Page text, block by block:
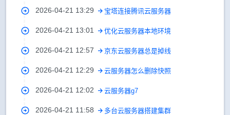
2026-04-21 13:29 宝塔连接腾讯云服务器
2026-04-21 13:01 优化云服务器本地环境
2026-04-21 12:57 京东云服务器总是掉线
2026-04-21 12:29 云服务器怎么删除快照
2026-04-21 12:02 云服务器g7
2026-04-21 11:58 多台云服务器搭建集群